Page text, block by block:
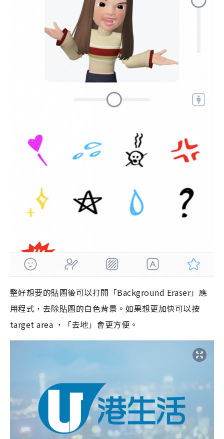
整好想要的貼圖後可以打開「Background Eraser」應
用程式，去除貼圖的白色背景。如果想更加快可以按
target area ，「去地」會更方便。